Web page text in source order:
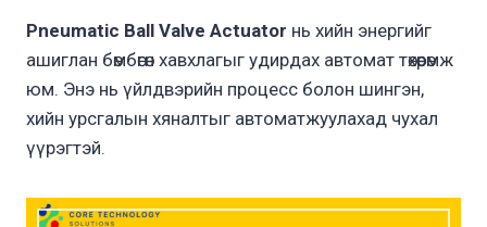
Pneumatic Ball Valve Actuator нь хийн энергийг
ашиглан бөмбөгөн хавхлагыг удирдах автомат төхөөрөмж
юм. Энэ нь үйлдвэрийн процесс болон шингэн,
хийн урсгалын хяналтыг автоматжуулахад чухал
үүрэгтэй.